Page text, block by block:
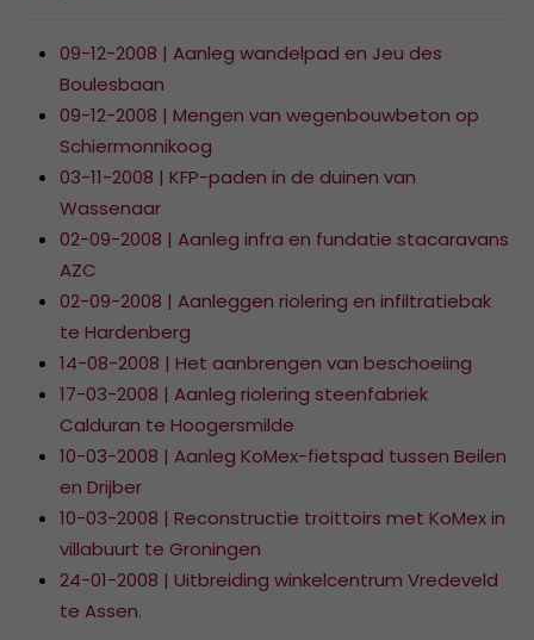
09-12-2008 | Aanleg wandelpad en Jeu des
Boulesbaan
09-12-2008 | Mengen van wegenbouwbeton op
Schiermonnikoog
03-11-2008 | KFP-paden in de duinen van
Wassenaar
02-09-2008 | Aanleg infra en fundatie stacaravans
AZC
02-09-2008 | Aanleggen riolering en infiltratiebak
te Hardenberg
14-08-2008 | Het aanbrengen van beschoeiing
17-03-2008 | Aanleg riolering steenfabriek
Calduran te Hoogersmilde
10-03-2008 | Aanleg KoMex-fietspad tussen Beilen
en Drijber
10-03-2008 | Reconstructie troittoirs met KoMex in
villabuurt te Groningen
24-01-2008 | Uitbreiding winkelcentrum Vredeveld
te Assen.